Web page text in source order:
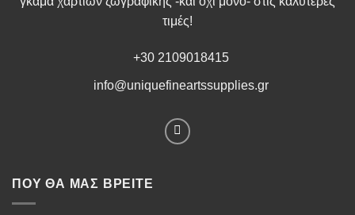
τιμές!
+30 2109018415
info@uniquefineartssupplies.gr
ΠΟΥ ΘΑ ΜΑΣ ΒΡΕΊΤΕ